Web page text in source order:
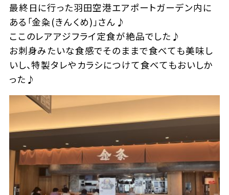
最終日に行った羽田空港エアポートガーデン内に
ある「金粂(きんくめ)」さん♪
ここのレアアジフライ定食が絶品でした♪
お刺身みたいな食感でそのままで食べても美味し
いし、特製タレやカラシにつけて食べてもおいしか
った♪